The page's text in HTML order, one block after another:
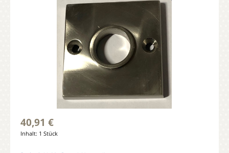
40,91 €
Inhalt: 1 Stück